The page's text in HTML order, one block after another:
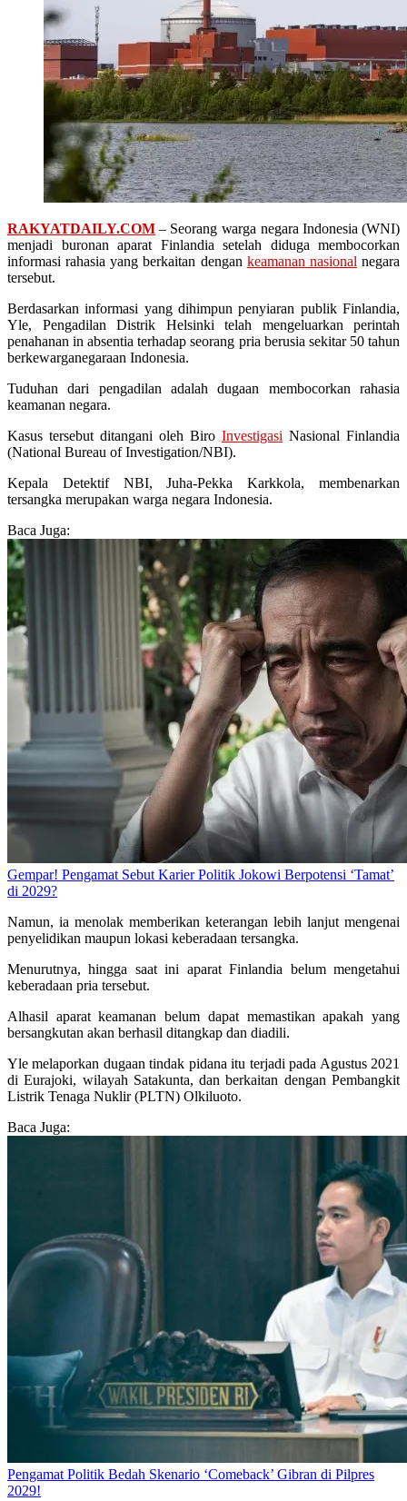
RAKYATDAILY.COM – Seorang warga negara Indonesia (WNI)
menjadi buronan aparat Finlandia setelah diduga membocorkan
informasi rahasia yang berkaitan dengan keamanan nasional negara
tersebut.
Berdasarkan informasi yang dihimpun penyiaran publik Finlandia,
Yle, Pengadilan Distrik Helsinki telah mengeluarkan perintah
penahanan in absentia terhadap seorang pria berusia sekitar 50 tahun
berkewarganegaraan Indonesia.
Tuduhan dari pengadilan adalah dugaan membocorkan rahasia
keamanan negara.
Kasus tersebut ditangani oleh Biro Investigasi Nasional Finlandia
(National Bureau of Investigation/NBI).
Kepala Detektif NBI, Juha-Pekka Karkkola, membenarkan
tersangka merupakan warga negara Indonesia.
Baca Juga:
Gempar! Pengamat Sebut Karier Politik Jokowi Berpotensi ‘Tamat’
di 2029?
Namun, ia menolak memberikan keterangan lebih lanjut mengenai
penyelidikan maupun lokasi keberadaan tersangka.
Menurutnya, hingga saat ini aparat Finlandia belum mengetahui
keberadaan pria tersebut.
Alhasil aparat keamanan belum dapat memastikan apakah yang
bersangkutan akan berhasil ditangkap dan diadili.
Yle melaporkan dugaan tindak pidana itu terjadi pada Agustus 2021
di Eurajoki, wilayah Satakunta, dan berkaitan dengan Pembangkit
Listrik Tenaga Nuklir (PLTN) Olkiluoto.
Baca Juga:
Pengamat Politik Bedah Skenario ‘Comeback’ Gibran di Pilpres
2029!